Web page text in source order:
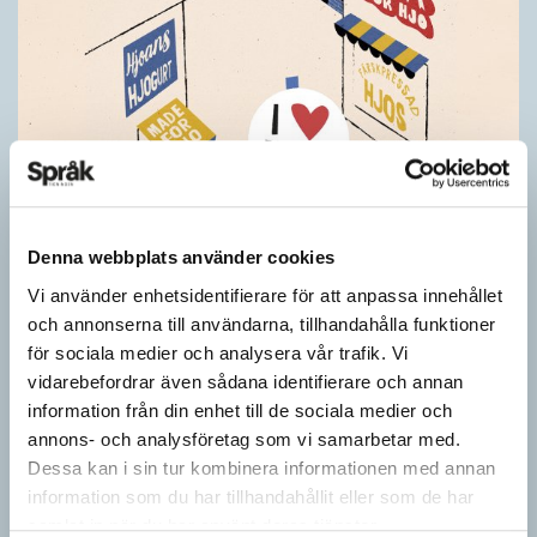
Denna webbplats använder cookies
Vi använder enhetsidentifierare för att anpassa innehållet
och annonserna till användarna, tillhandahålla funktioner
för sociala medier och analysera vår trafik. Vi
vidarebefordrar även sådana identifierare och annan
information från din enhet till de sociala medier och
annons- och analysföretag som vi samarbetar med.
Dessa kan i sin tur kombinera informationen med annan
information som du har tillhandahållit eller som de har
samlat in när du har använt deras tjänster.
Pressmeddelande: Hjovisst älskar vi
ordvitsar!
SPRÅKBLOGGEN
– Vinnarna visar att lyckade ordvitsar alltid går hem. En bra
kommunslogan kombinerar ett träffsäkert budskap om
kommunen med en humoristisk knorr, säger Anders Svensson,